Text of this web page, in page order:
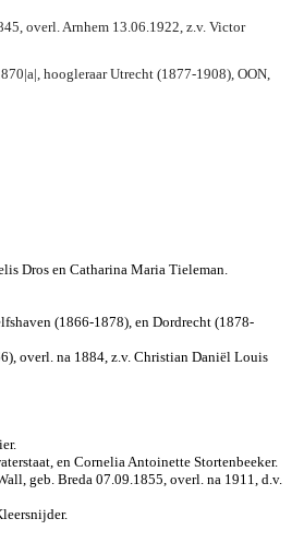
overl. Arnhem 13.06.1922, z.v. Victor
hoogleraar Utrecht (1877-1908), OON,
Dros en Catharina Maria Tieleman.
(1866-1878), en Dordrecht (1878-
overl. na 1884, z.v. Christian Daniël Louis
en Cornelia Antoinette Stortenbeeker.
geb. Breda 07.09.1855, overl. na 1911, d.v.